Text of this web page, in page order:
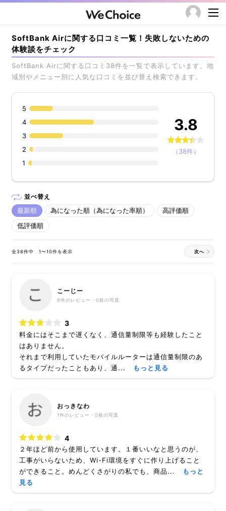
SoftBank Airに関する口コミ一覧！失敗しないための
体験談をチェック
SoftBank Airに関する口コミ38件を一覧で表示しています。地
域別やメニュー別に人気な口コミを並び替え検索できます。
5
4
3
2
1
3.8
（38件）
並べ替え
最新順 為になった順（為になった率順）
高評価順
低評価順
全38件中 1〜10件を表示 次へ
こーじー
8件のレビュー・ 0枚の写真
3
料金にはそこまで遅くなく、通信量制限等も経験したこと
はありません。
それまで利用していたモバイルルーターは通信量制限のあ
るタイプだったこともあり、通...
もっと見る
おっきなわ
1件のレビュー・ 0枚の写真
4
２年ほど前から使用しています。１番いいなと思うのが、
工事がいらないため、Wi-Fi環境をすぐに作り上げること
ができること。めんどくさがりの私でも、商品...
もっと
見る